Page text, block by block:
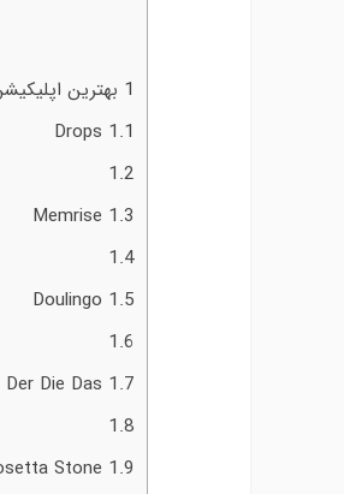
1 بهترین
1.1
1.2
1.3
1.4
1.5
1.6
1.7
1.8
1.9